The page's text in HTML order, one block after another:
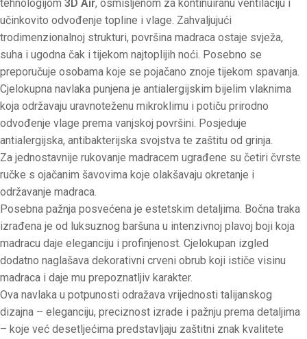
tehnologijom 3D Air, osmišljenom za kontinuiranu ventilaciju i
učinkovito odvođenje topline i vlage. Zahvaljujući
trodimenzionalnoj strukturi, površina madraca ostaje svježa,
suha i ugodna čak i tijekom najtoplijih noći. Posebno se
preporučuje osobama koje se pojačano znoje tijekom spavanja.
Cjelokupna navlaka punjena je antialergijskim bijelim vlaknima
koja održavaju uravnoteženu mikroklimu i potiču prirodno
odvođenje vlage prema vanjskoj površini. Posjeduje
antialergijska, antibakterijska svojstva te zaštitu od grinja.
Za jednostavnije rukovanje madracem ugrađene su četiri čvrste
ručke s ojačanim šavovima koje olakšavaju okretanje i
održavanje madraca.
Posebna pažnja posvećena je estetskim detaljima. Bočna traka
izrađena je od luksuznog baršuna u intenzivnoj plavoj boji koja
madracu daje eleganciju i profinjenost. Cjelokupan izgled
dodatno naglašava dekorativni crveni obrub koji ističe visinu
madraca i daje mu prepoznatljiv karakter.
Ova navlaka u potpunosti odražava vrijednosti talijanskog
dizajna – eleganciju, preciznost izrade i pažnju prema detaljima
– koje već desetljećima predstavljaju zaštitni znak kvalitete